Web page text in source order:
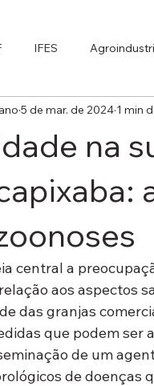
IFES
Desenvolvimento
na
5 de mar. de 2024 1 min
central a
aos aspectos
das granjas
que podem ser
de um
de doenças